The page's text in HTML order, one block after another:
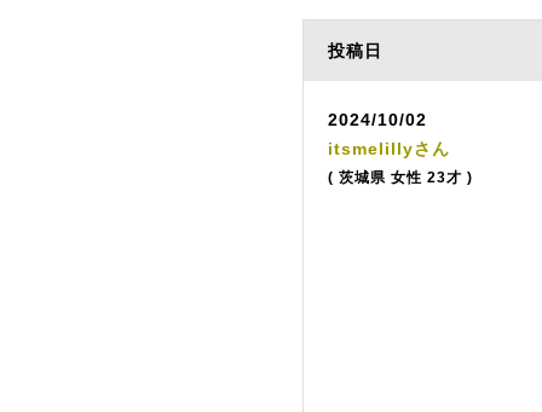
投稿日
2024/10/02
itsmelillyさん
( 茨城県 女性 23才 )